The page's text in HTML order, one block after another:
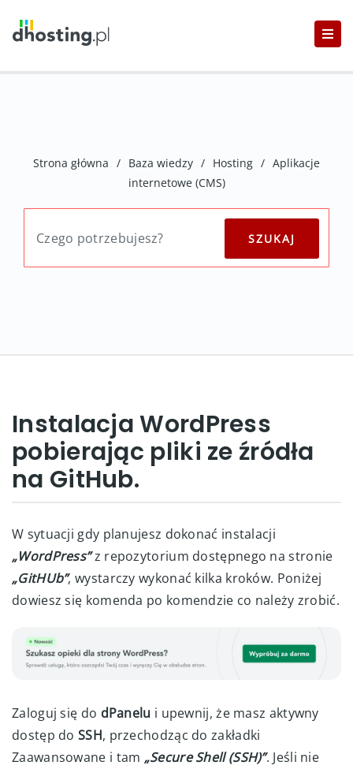
Strona główna / Baza wiedzy / Hosting / Aplikacje
internetowe (CMS)
Instalacja WordPress
pobierając pliki ze źródła
na GitHub.
W sytuacji gdy planujesz dokonać instalacji
„WordPress”z repozytorium dostępnego na stronie
„GitHUb”, wystarczy wykonać kilka kroków. Poniżej
dowiesz się komenda po komendzie co należy zrobić.
Zaloguj się do dPanelu i upewnij, że masz aktywny
dostęp do SSH, przechodząc do zakładki
Zaawansowane i tam „Secure Shell (SSH)”. Jeśli nie